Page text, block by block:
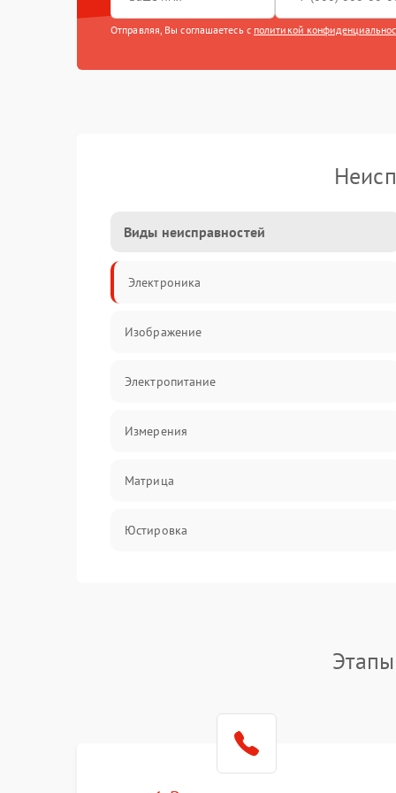
Отправляя, Вы соглашаетесь с политикой
Виды неисправностей
Электроника
Изображение
Электропитание
Измерения
Матрица
Юстировка